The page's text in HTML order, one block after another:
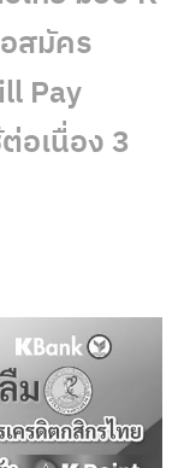
สมัคร
Pay
อเนื่อง 3